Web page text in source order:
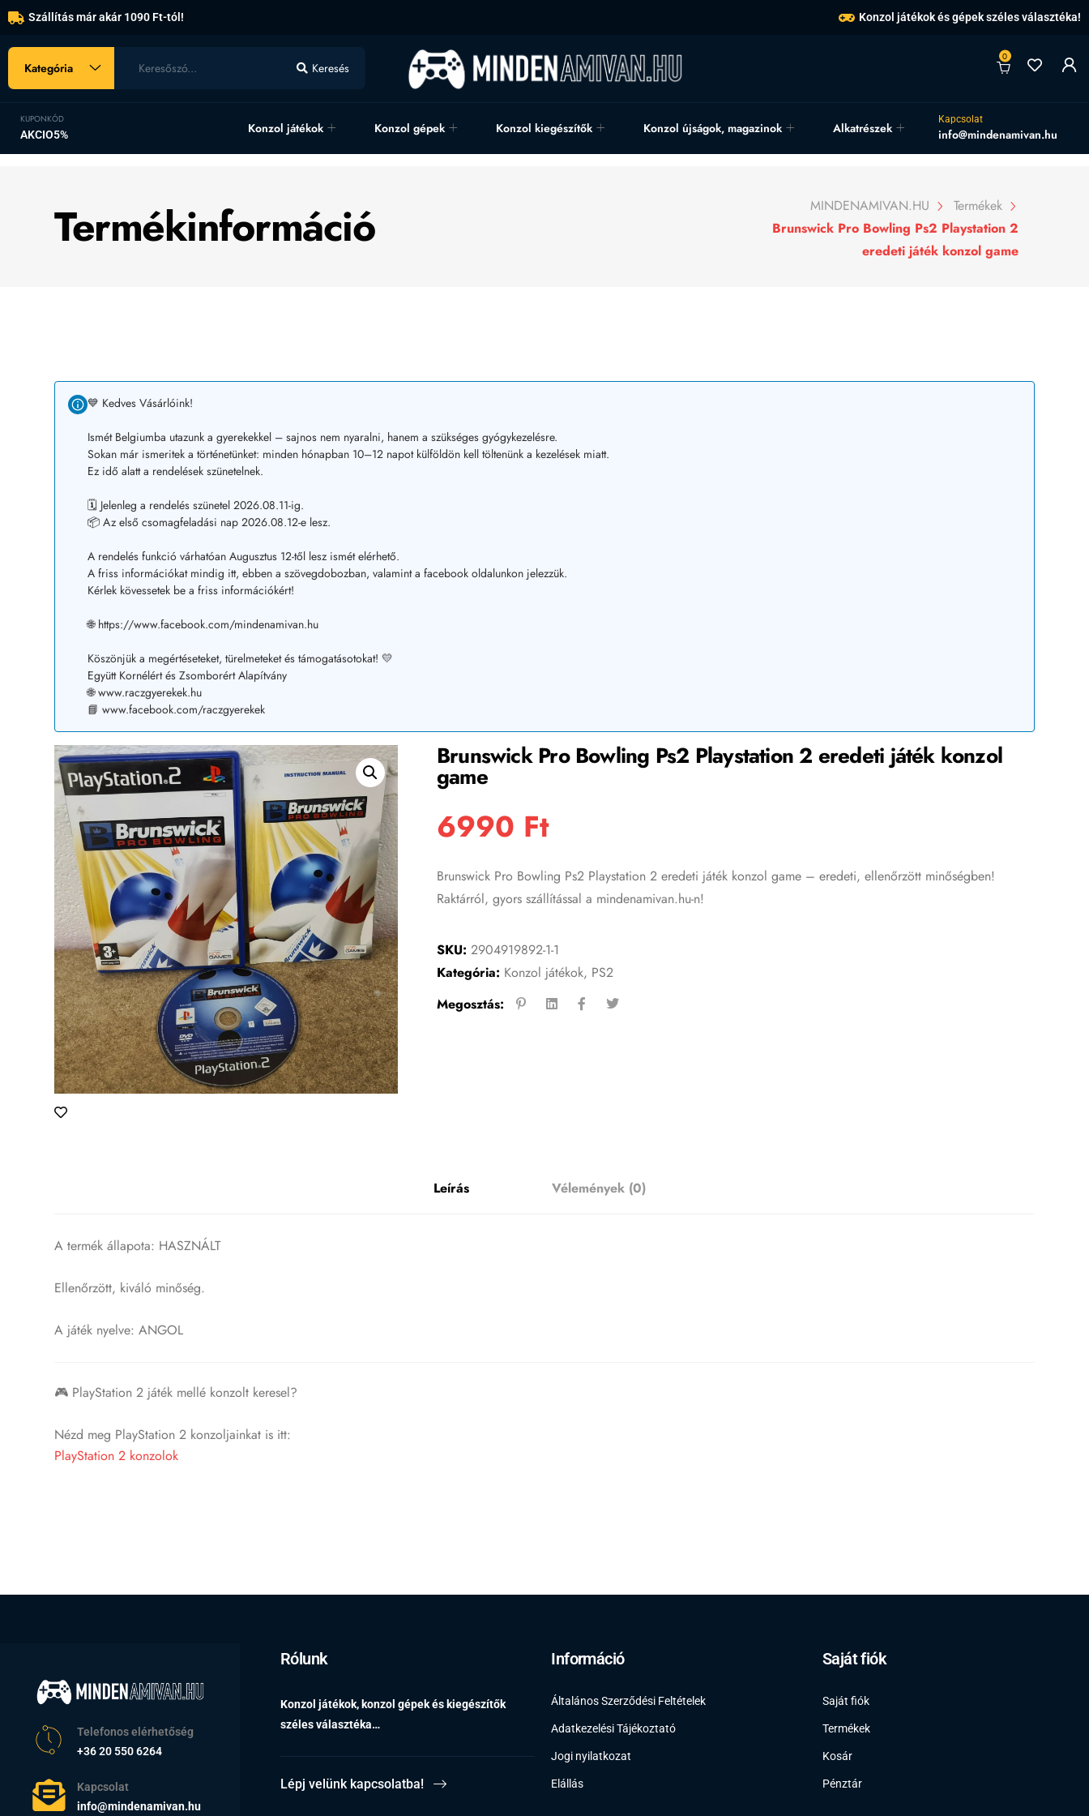
Szállítás már akár 1090 Ft-tól! Konzol játékok és gépek széles választéka!
Kategória Keresés
0
KUPONKÓD
AKCIO5% Konzol játékok Konzol gépek Konzol kiegészítők Konzol újságok, magazinok Alkatrészek
Kapcsolat
info@mindenamivan.hu
Termékinformáció MINDENAMIVAN.HU
Termékek
Brunswick Pro Bowling Ps2 Playstation 2
eredeti játék konzol game
💙 Kedves Vásárlóink!
Ismét Belgiumba utazunk a gyerekekkel – sajnos nem nyaralni, hanem a szükséges gyógykezelésre.
Sokan már ismeritek a történetünket: minden hónapban 10–12 napot külföldön kell töltenünk a kezelések miatt.
Ez idő alatt a rendelések szünetelnek.
🗓️ Jelenleg a rendelés szünetel 2026.08.11-ig.
📦 Az első csomagfeladási nap 2026.08.12-e lesz.
A rendelés funkció várhatóan Augusztus 12-től lesz ismét elérhető.
A friss információkat mindig itt, ebben a szövegdobozban, valamint a facebook oldalunkon jelezzük.
Kérlek kövessetek be a friss információkért!
🌐 https://www.facebook.com/mindenamivan.hu
Köszönjük a megértéseteket, türelmeteket és támogatásotokat! 💛
Együtt Kornélért és Zsomborért Alapítvány
🌐 www.raczgyerekek.hu
📘 www.facebook.com/raczgyerekek
Brunswick Pro Bowling Ps2 Playstation 2 eredeti játék konzol
game
6990 Ft
Brunswick Pro Bowling Ps2 Playstation 2 eredeti játék konzol game – eredeti, ellenőrzött minőségben!
Raktárról, gyors szállítással a mindenamivan.hu-n!
SKU: 2904919892-1-1
Kategória: Konzol játékok, PS2
Megosztás:
Leírás Vélemények (0)
A termék állapota: HASZNÁLT
Ellenőrzött, kiváló minőség.
A játék nyelve: ANGOL
🎮 PlayStation 2 játék mellé konzolt keresel?
Nézd meg PlayStation 2 konzoljainkat is itt:
PlayStation 2 konzolok
Telefonos elérhetőség
+36 20 550 6264
Kapcsolat
info@mindenamivan.hu
Rólunk
Konzol játékok, konzol gépek és kiegészítők
széles választéka…
Lépj velünk kapcsolatba!
Információ
Általános Szerződési Feltételek
Adatkezelési Tájékoztató
Jogi nyilatkozat
Elállás
Saját fiók
Saját fiók
Termékek
Kosár
Pénztár